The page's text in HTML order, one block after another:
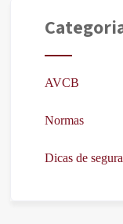
AVCB
Normas
Dicas de